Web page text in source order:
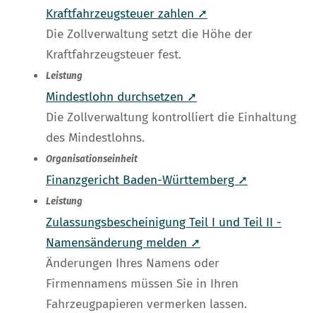
Kraftfahrzeugsteuer zahlen ➚
Die Zollverwaltung setzt die Höhe der
Kraftfahrzeugsteuer fest.
Leistung
Mindestlohn durchsetzen ➚
Die Zollverwaltung kontrolliert die Einhaltung
des Mindestlohns.
Organisationseinheit
Finanzgericht Baden-Württemberg ➚
Leistung
Zulassungsbescheinigung Teil I und Teil II -
Namensänderung melden ➚
Änderungen Ihres Namens oder
Firmennamens müssen Sie in Ihren
Fahrzeugpapieren vermerken lassen.